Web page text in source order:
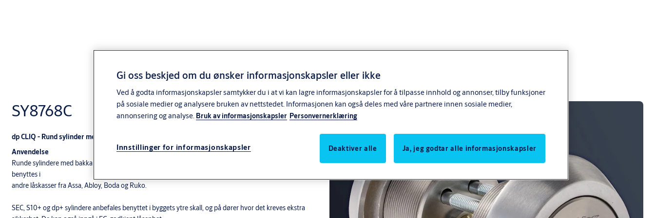
SY8768C
dp CLIQ - Rund sylinder med bakkantfeste
Anvendelse
Runde sylindere med bakkantfeste. Brukes til ASSA ABLOY modullås-, Connect og 51-serien. Kan også
benyttes i
andre låskasser fra Assa, Abloy, Boda og Ruko.
SEC, S10+ og dp+ sylindere anbefales benyttet i byggets ytre skall, og på dører hvor det kreves ekstra
Gi oss beskjed om du ønsker informasjonskapsler eller ikke
Ved å godta informasjonskapsler samtykker du i at vi kan lagre informasjonskapsler for å tilpasse innhold og annonser, tilby funksjoner
på sosiale medier og analysere bruken av nettstedet. Informasjonen kan også deles med våre partnere innen sosiale medier,
annonsering og analyse. Bruk av informasjonskapsler Personvernerklæring
Innstillinger for informasjonskapsler Deaktiver alle Ja, jeg godtar alle informasjonskapsler